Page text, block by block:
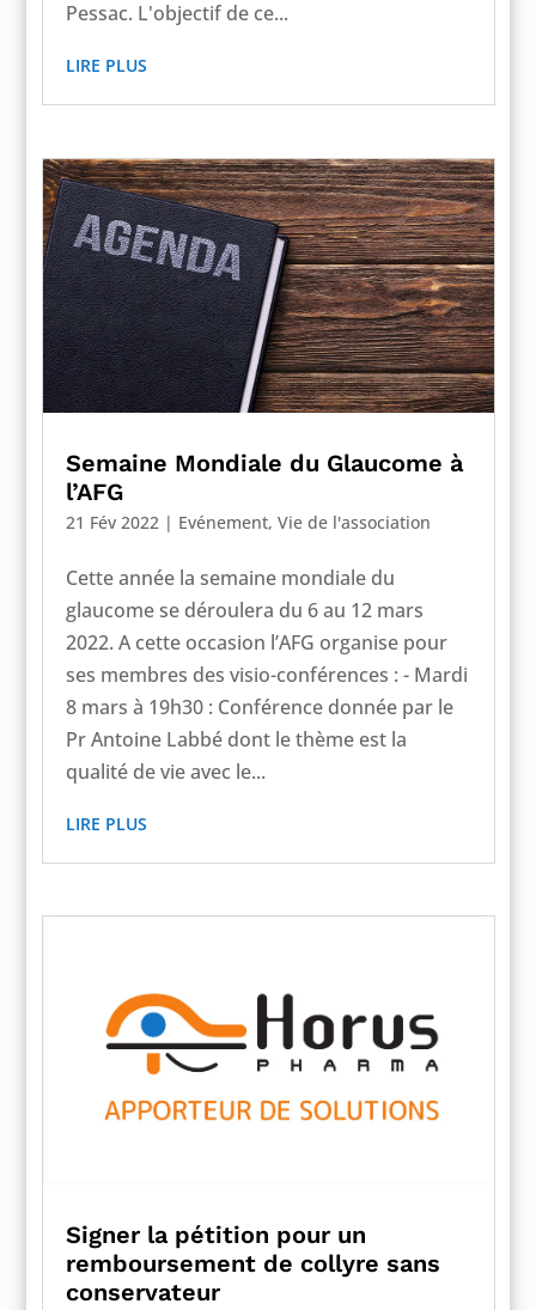
Pessac. L'objectif de ce...
LIRE PLUS
Semaine Mondiale du Glaucome à
l’AFG
21 Fév 2022 | Evénement, Vie de l'association
Cette année la semaine mondiale du
glaucome se déroulera du 6 au 12 mars
2022. A cette occasion l’AFG organise pour
ses membres des visio-conférences : - Mardi
8 mars à 19h30 : Conférence donnée par le
Pr Antoine Labbé dont le thème est la
qualité de vie avec le...
LIRE PLUS
Signer la pétition pour un
remboursement de collyre sans
conservateur